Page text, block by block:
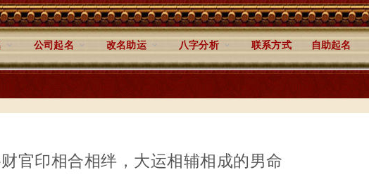
公司起名 改名助运 八字分析 联系方式 自助起名
官印相合相绊，大运相辅相成的男命